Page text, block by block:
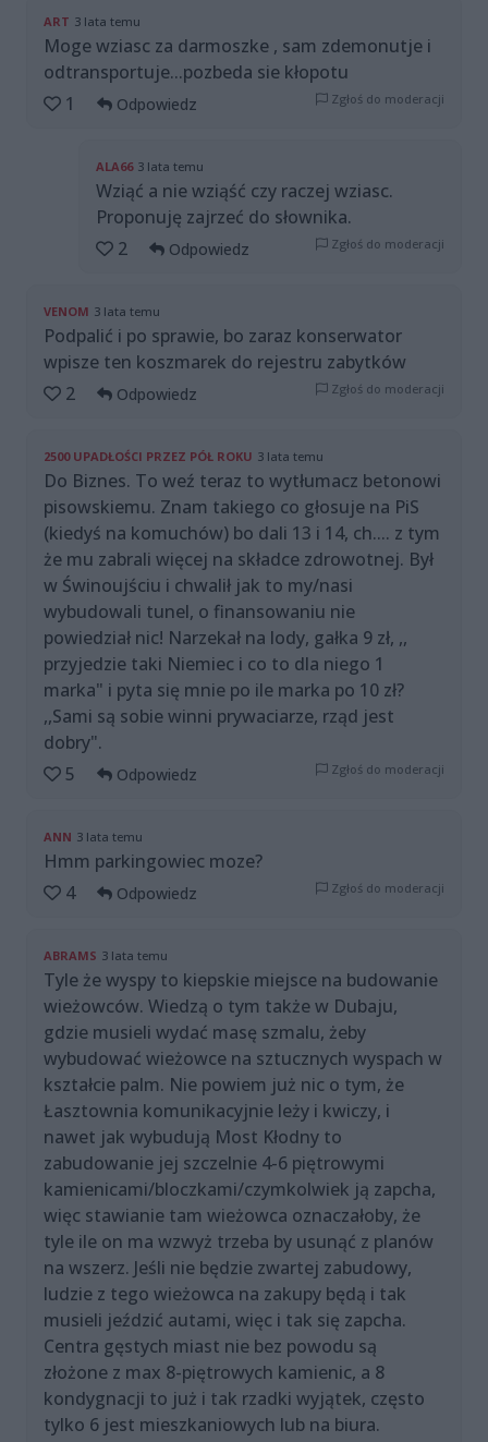
ART 3 lata temu
Moge wziasc za darmoszke , sam zdemonutje i
odtransportuje...pozbeda sie kłopotu
1
Odpowiedz Zgłoś do moderacji
ALA66 3 lata temu
Wziąć a nie wziąść czy raczej wziasc.
Proponuję zajrzeć do słownika.
2
Odpowiedz Zgłoś do moderacji
VENOM 3 lata temu
Podpalić i po sprawie, bo zaraz konserwator
wpisze ten koszmarek do rejestru zabytków
2
Odpowiedz Zgłoś do moderacji
2500 UPADŁOŚCI PRZEZ PÓŁ ROKU 3 lata temu
Do Biznes. To weź teraz to wytłumacz betonowi
pisowskiemu. Znam takiego co głosuje na PiS
(kiedyś na komuchów) bo dali 13 i 14, ch.... z tym
że mu zabrali więcej na składce zdrowotnej. Był
w Świnoujściu i chwalił jak to my/nasi
wybudowali tunel, o finansowaniu nie
powiedział nic! Narzekał na lody, gałka 9 zł, ,,
przyjedzie taki Niemiec i co to dla niego 1
marka" i pyta się mnie po ile marka po 10 zł?
,,Sami są sobie winni prywaciarze, rząd jest
dobry".
5
Odpowiedz Zgłoś do moderacji
ANN 3 lata temu
Hmm parkingowiec moze?
4
Odpowiedz Zgłoś do moderacji
ABRAMS 3 lata temu
Tyle że wyspy to kiepskie miejsce na budowanie
wieżowców. Wiedzą o tym także w Dubaju,
gdzie musieli wydać masę szmalu, żeby
wybudować wieżowce na sztucznych wyspach w
kształcie palm. Nie powiem już nic o tym, że
Łasztownia komunikacyjnie leży i kwiczy, i
nawet jak wybudują Most Kłodny to
zabudowanie jej szczelnie 4-6 piętrowymi
kamienicami/bloczkami/czymkolwiek ją zapcha,
więc stawianie tam wieżowca oznaczałoby, że
tyle ile on ma wzwyż trzeba by usunąć z planów
na wszerz. Jeśli nie będzie zwartej zabudowy,
ludzie z tego wieżowca na zakupy będą i tak
musieli jeździć autami, więc i tak się zapcha.
Centra gęstych miast nie bez powodu są
złożone z max 8-piętrowych kamienic, a 8
kondygnacji to już i tak rzadki wyjątek, często
tylko 6 jest mieszkaniowych lub na biura.